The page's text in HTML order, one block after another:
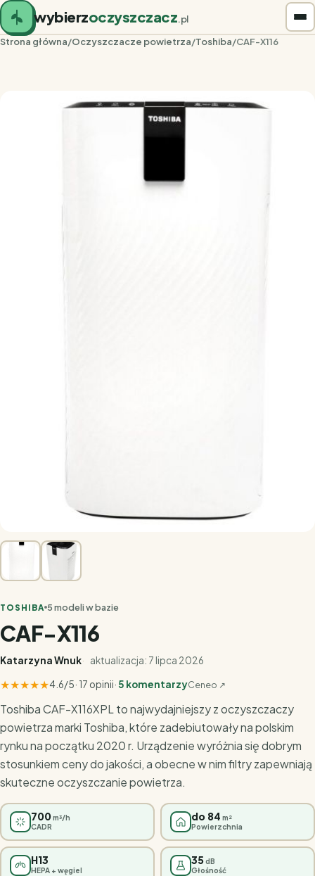
wybierzoczyszczacz.pl
Strona główna/Oczyszczacze powietrza/Toshiba/CAF-X116
TOSHIBA 5 modeli w bazie
CAF-X116
Katarzyna Wnuk aktualizacja: 7 lipca 2026
★★★★★4.6/5· 17 opinii· 5 komentarzyCeneo ↗
Toshiba CAF-X116XPL to najwydajniejszy z oczyszczaczy
powietrza marki Toshiba, które zadebiutowały na polskim
rynku na początku 2020 r. Urządzenie wyróżnia się dobrym
stosunkiem ceny do jakości, a obecne w nim filtry zapewniają
skuteczne oczyszczanie powietrza.
700m³/h
CADR
do 84 m²
Powierzchnia
H13
HEPA + węgiel
35dB
Głośność